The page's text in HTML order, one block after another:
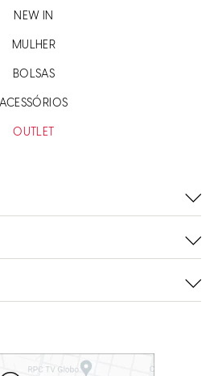
NEW IN
MULHER
BOLSAS
ACESSÓRIOS
OUTLET